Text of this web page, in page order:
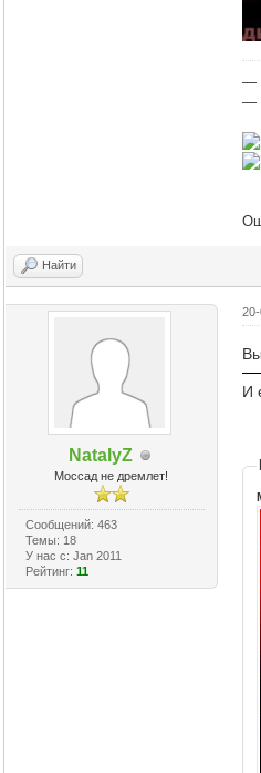
—
—
Найти
NatalyZ
Моссад не дремлет!
Сообщений: 463
Темы: 18
У нас с: Jan 2011
Рейтинг: 11
И